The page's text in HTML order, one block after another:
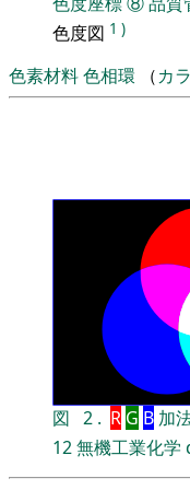
色度図 1 )
色素材料色相環 （カ
図 2 . R G B 加
12無機工業化学